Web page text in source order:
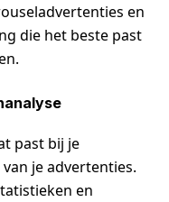
en
die het beste past
past bij je
je advertenties.
en